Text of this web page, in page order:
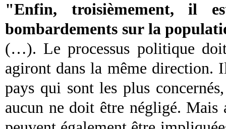
"Enfin, troisièmement, il
bombardements sur la
(…). Le processus politique
agiront dans la même direction.
pays qui sont les plus
aucun ne doit être négligé. Mais